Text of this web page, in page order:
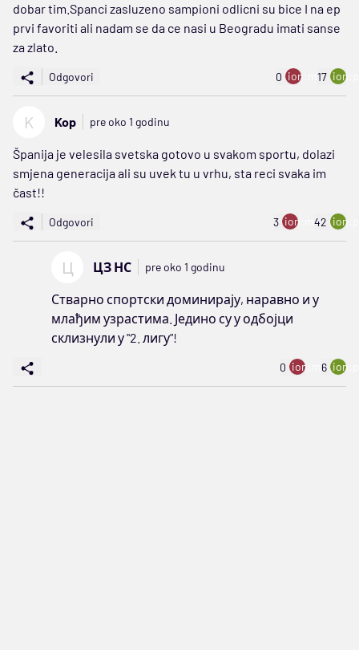
dobar tim.Spanci zasluzeno sampioni odlicni su bice I na ep
prvi favoriti ali nadam se da ce nasi u Beogradu imati sanse
za zlato.
Odgovori 0 ion:minus
17
K Kop pre oko 1 godinu
Španija je velesila svetska gotovo u svakom sportu, dolazi
smjena generacija ali su uvek tu u vrhu, sta reci svaka im
čast!!
Odgovori 3 ion:minus
42
Ц ЦЗ НС pre oko 1 godinu
Стварно спортски доминирају, наравно и у
млађим узрастима. Једино су у одбојци
склизнули у "2. лигу"!
0 ion:minus
6